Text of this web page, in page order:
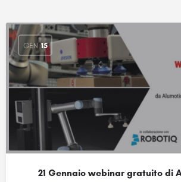
GEN 15
21 Gennaio webinar gratuito di